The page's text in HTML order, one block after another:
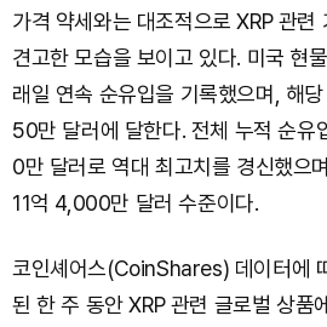
가격 약세와는 대조적으로 XRP 관련
견고한 모습을 보이고 있다. 미국 현
래일 연속 순유입을 기록했으며, 해
50만 달러에 달한다. 전체 누적 순
0만 달러로 역대 최고치를 경신했으
11억 4,000만 달러 수준이다.
코인셰어스(CoinShares) 데이터에
된 한 주 동안 XRP 관련 글로벌 상